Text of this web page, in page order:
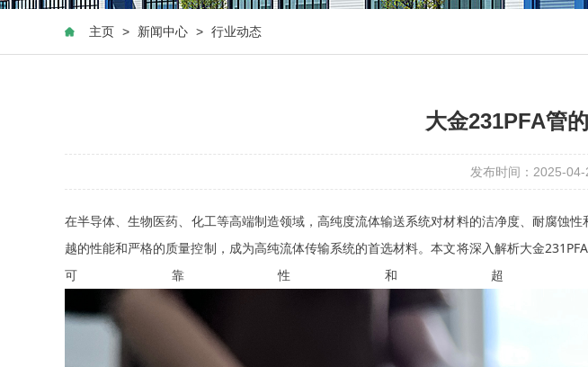
主页 > 新闻中心 > 行业动态
大金231PFA管
发布时间：2025-
在半导体、生物医药、化工等高端制造领域，高纯度流体输送系统对材料的洁净度、耐腐蚀
越的性能和严格的质量控制，成为高纯流体传输系统的首选材料。本文将深入解析大金
可靠性和超